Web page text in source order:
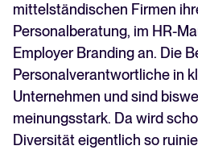
mittelständischen Firmen
Personalberatung, im HR-
Employer Branding an. Die
Personalverantwortliche in
Unternehmen und sind
meinungsstark. Da wird
Diversität eigentlich so